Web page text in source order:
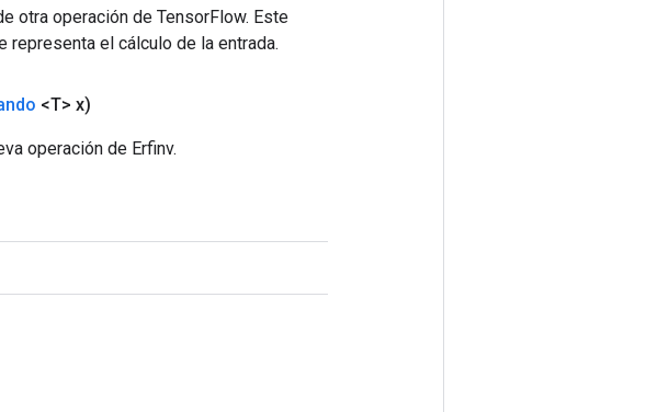
otra operación de TensorFlow. Este
el cálculo de la entrada.
<T> x)
operación de Erfinv.